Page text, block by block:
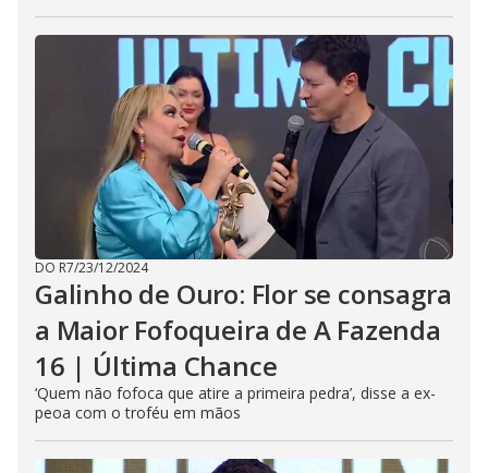
DO R7/23/12/2024
Galinho de Ouro: Flor se consagra
a Maior Fofoqueira de A Fazenda
16 | Última Chance
‘Quem não fofoca que atire a primeira pedra’, disse a ex-
peoa com o troféu em mãos